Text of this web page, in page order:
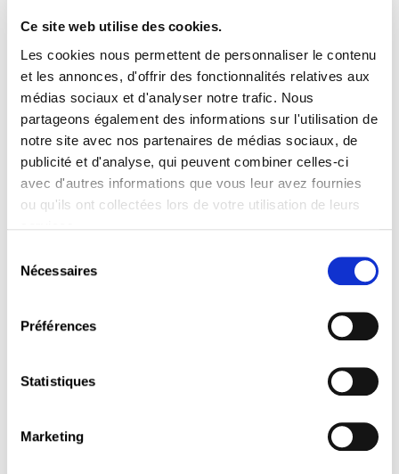
Ce site web utilise des cookies.
Les cookies nous permettent de personnaliser le contenu
et les annonces, d'offrir des fonctionnalités relatives aux
médias sociaux et d'analyser notre trafic. Nous
partageons également des informations sur l'utilisation de
notre site avec nos partenaires de médias sociaux, de
publicité et d'analyse, qui peuvent combiner celles-ci
avec d'autres informations que vous leur avez fournies
ou qu'ils ont collectées lors de votre utilisation de leurs
Nécessaires
Préférences
Statistiques
Marketing
Mandat 2024-2029
Date :
Chambre des salariés, 2-4 rue Pierre Hentges,